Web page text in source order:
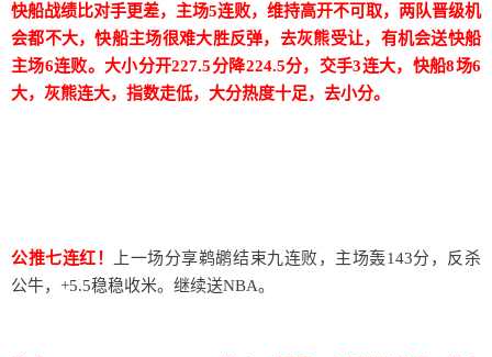
快船战绩比对手更差，主场5连败，维持高开不可取，两队晋级机
会都不大，快船主场很难大胜反弹，去灰熊受让，有机会送快船
主场6连败。大小分开227.5分降224.5分，交手3连大，快船8场6
大，灰熊连大，指数走低，大分热度十足，去小分。
公推七连红！
上一场分享鹈鹕结束九连败，主场轰143分，反杀
公牛，+5.5稳稳收米。继续送NBA。